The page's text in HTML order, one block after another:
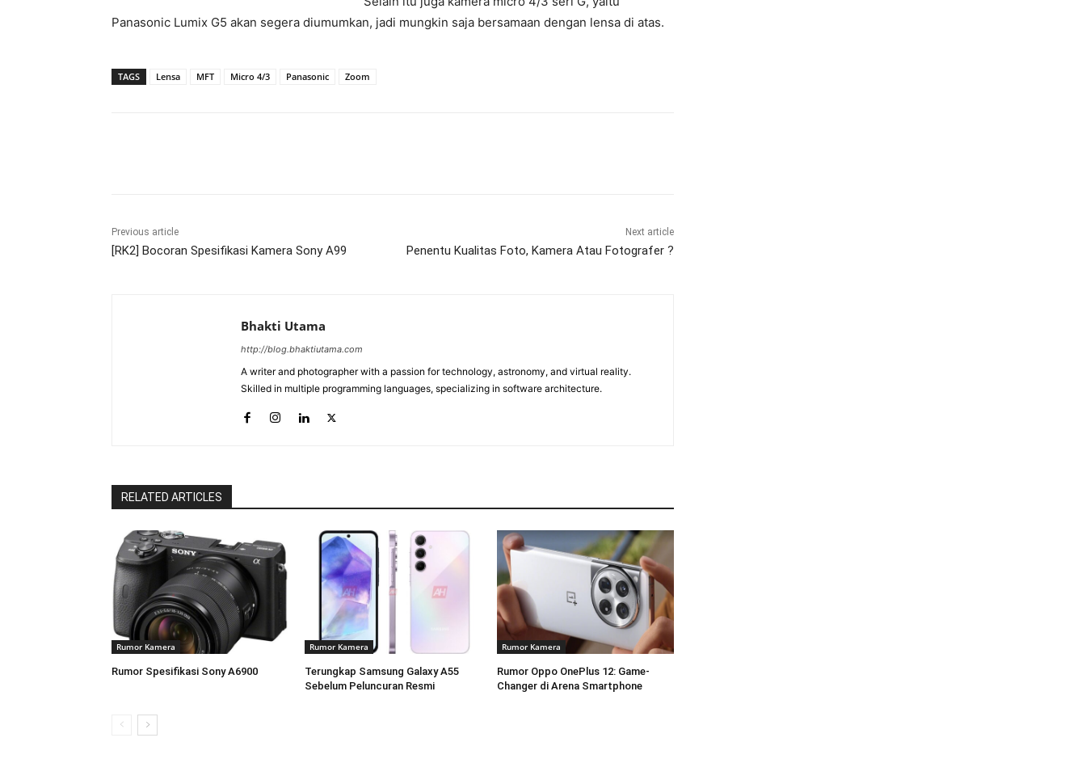
Panasonic Lumix G5 akan segera diumumkan, jadi mungkin saja bersamaan dengan lensa di atas.
TAGS Lensa MFT Micro 4/3 Panasonic Zoom
Previous article
[RK2] Bocoran Spesifikasi Kamera Sony A99
Next article
Penentu Kualitas Foto, Kamera Atau Fotografer ?
Bhakti Utama
http://blog.bhaktiutama.com
A writer and photographer with a passion for technology, astronomy, and virtual reality.
Skilled in multiple programming languages, specializing in software architecture.
RELATED ARTICLES
Rumor Kamera
Rumor Spesifikasi Sony A6900
Rumor Kamera
Terungkap Samsung Galaxy A55
Sebelum Peluncuran Resmi
Rumor Kamera
Rumor Oppo OnePlus 12: Game-
Changer di Arena Smartphone